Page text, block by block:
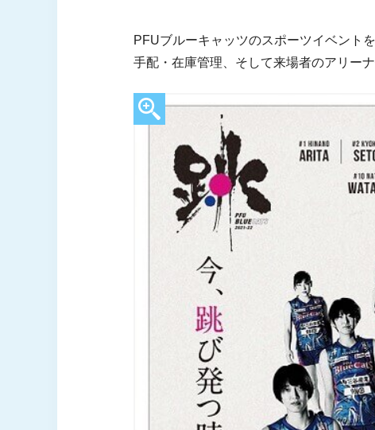
PFUブルーキャッツのスポーツイベント
手配・在庫管理、そして来場者のアリー